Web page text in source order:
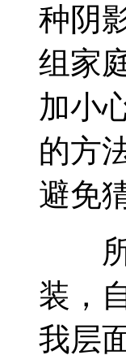
种阴
组家
加小
的方
避免
所
装，
我层